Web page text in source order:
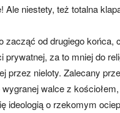
Ale niestety, też totalna
zacząć od drugiego końca,
prywatnej, za to mniej do
przez nieloty. Zalecany
walce z
ideologią o rzekomym